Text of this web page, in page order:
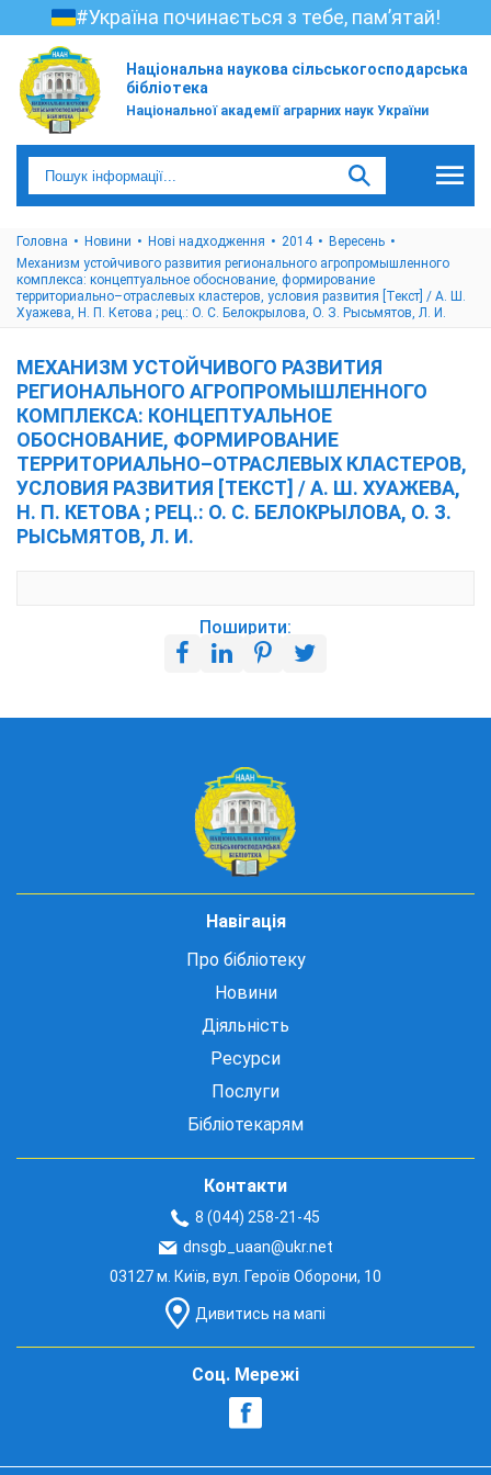
#Україна починається з тебе, пам’ятай!
Національна наукова сільськогосподарська
бібліотека
Національної академії аграрних наук України
Головна Новини Нові надходження 2014
Вересень
Механизм устойчивого развития регионального агропромышленного
комплекса: концептуальное обоснование, формирование
территориально–отраслевых кластеров, условия развития [Текст] / А. Ш.
Хуажева, Н. П. Кетова ; рец.: О. С. Белокрылова, О. З. Рысьмятов, Л. И.
МЕХАНИЗМ УСТОЙЧИВОГО РАЗВИТИЯ
РЕГИОНАЛЬНОГО АГРОПРОМЫШЛЕННОГО
КОМПЛЕКСА: КОНЦЕПТУАЛЬНОЕ
ОБОСНОВАНИЕ, ФОРМИРОВАНИЕ
ТЕРРИТОРИАЛЬНО–ОТРАСЛЕВЫХ КЛАСТЕРОВ,
УСЛОВИЯ РАЗВИТИЯ [ТЕКСТ] / А. Ш. ХУАЖЕВА,
Н. П. КЕТОВА ; РЕЦ.: О. С. БЕЛОКРЫЛОВА, О. З.
РЫСЬМЯТОВ, Л. И.
Поширити:
Навігація
Про бібліотеку
Новини
Діяльність
Ресурси
Послуги
Бібліотекарям
Контакти
8 (044) 258-21-45
dnsgb_uaan@ukr.net
03127 м. Київ, вул. Героїв Оборони, 10
Дивитись на мапі
Соц. Мережі